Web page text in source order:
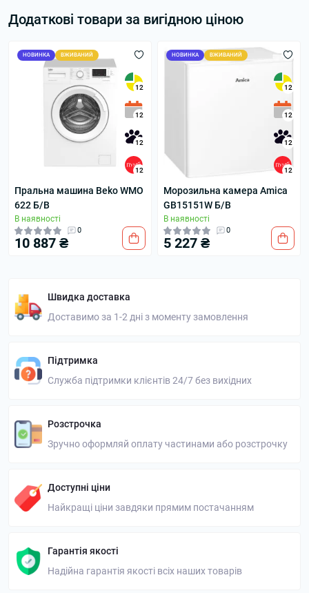
Додаткові товари за вигідною ціною
НОВИНКА ВЖИВАНИЙ
12
12
12
12
Пральна машина Beko WMO
622 Б/В
В наявності
0
10 887 ₴
НОВИНКА ВЖИВАНИЙ
12
12
12
12
Морозильна камера Amica
GB15151W Б/В
В наявності
0
5 227 ₴
Швидка доставка
Доставимо за 1-2 дні з моменту замовлення
Підтримка
Служба підтримки клієнтів 24/7 без вихідних
Розстрочка
Зручно оформляй оплату частинами або розстрочку
Доступні ціни
Найкращі ціни завдяки прямим постачанням
Гарантія якості
Надійна гарантія якості всіх наших товарів